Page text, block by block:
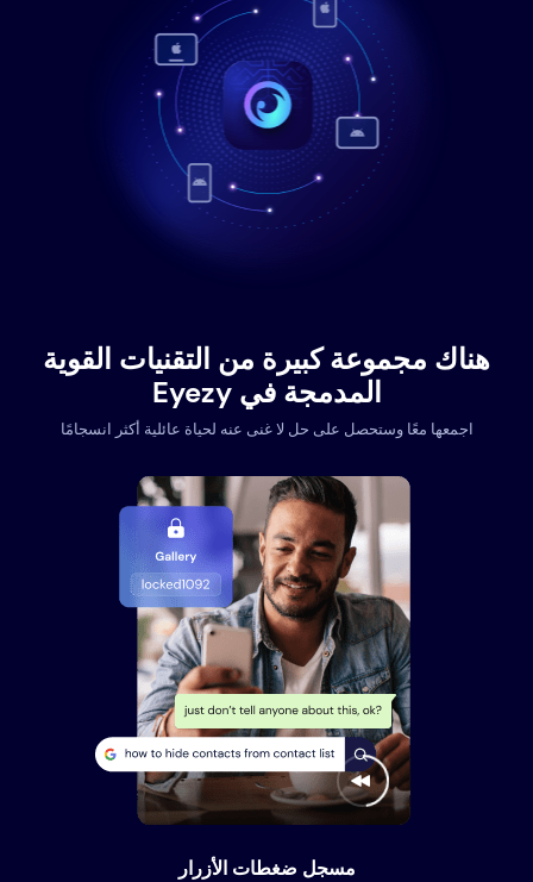
هناك مجموعة كبيرة من التقنيات القوية
المدمجة في Eyezy
اجمعها معًا وستحصل على حل لا غنى عنه لحياة عائلية أكثر انسجامًا
مسجل ضغطات الأزرار